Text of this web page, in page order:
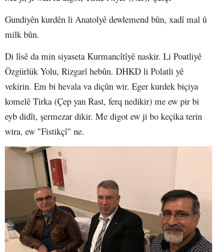
Gundiyên kurdên li Anatolyê dewlemend bûn, xadî mal û
milk bûn.
Di lîsê da min siyaseta Kurmancîtîyê naskir. Li Poatliyê
Özgürlük Yolu, Rizgarî hebûn. DHKD li Polatli yê
vekirin. Em bi hevala va diçûn wir. Eger kurdek biçiya
komelê Tirka (Çep yan Rast, ferq nedikir) me ew pir bi
eyb didît, şermezar dikir. Me digot ew ji bo keçika terin
wira, ew "Fistikçî" ne.